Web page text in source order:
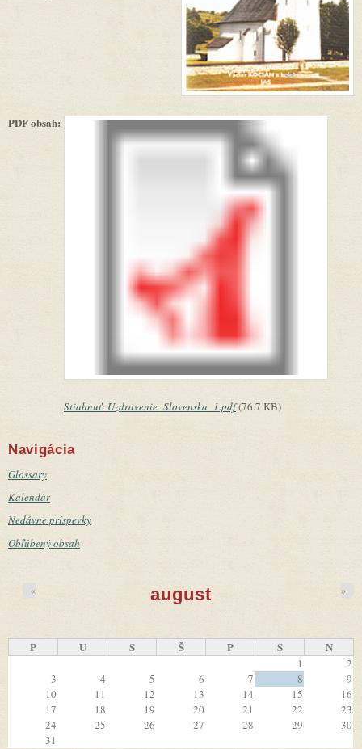
PDF obsah:
Stiahnuť: Uzdravenie_Slovenska_1.pdf(76.7 KB)
Navigácia
Glossary
Kalendár
Nedávne príspevky
Obľúbený obsah
august
« »
P U S Š P S N
1
2
3
4 5 6 7 8
9
10
11 12 13 14 15
16
17
18 19 20 21 22
23
24
25 26 27 28 29
30
31